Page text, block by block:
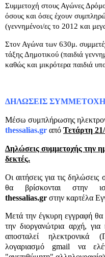
Συμμετοχή στους Αγώνες
όσους και όσες έχουν
(γεννημένοι/ες το 2012 και
Στον Αγώνα των 630μ.
τάξης Δημοτικού (παιδιά
καθώς και μικρότερα παιδιά
ΔΗΛΩΣΕΙΣ
Μέσω συμπλήρωσης
thessalias.gr από Τετάρτη
Δηλώσεις συμμετοχής την
δεκτές.
Οι αιτήσεις για τις
θα βρίσκονται στην
thessalias.gr στην καρτέλα
Μετά την έγκυρη εγγραφή θα
την διοργανώτρια αρχή,
αποσταλεί ηλεκτρονικά
λογαριασμό gmail να